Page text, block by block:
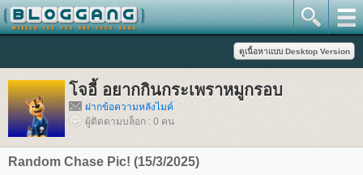
จอี้ อยากกินกระเพราหมูกรอบ
ฝากข้อความหลังไมค์
ผู้ติดตามบล็อก : 0 คน
Random Chase Pic! (15/3/2025)